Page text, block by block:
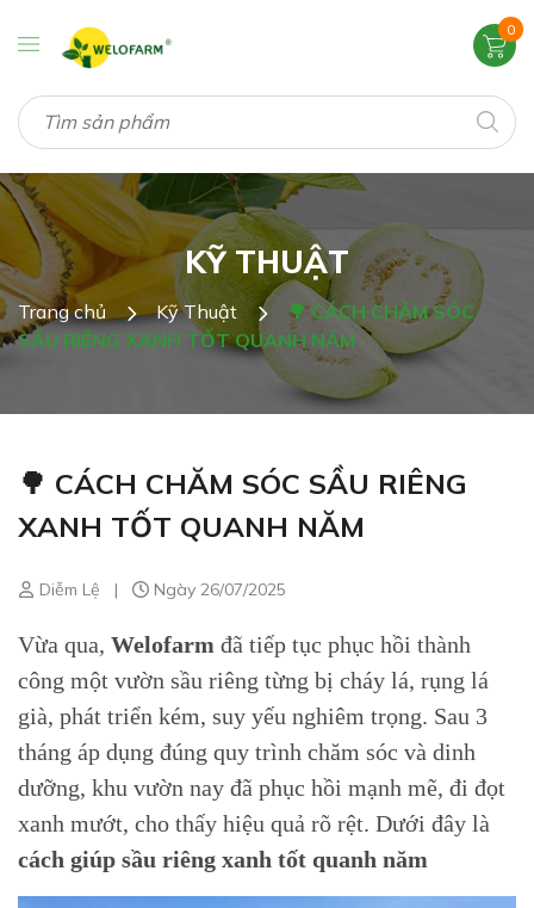
0
KỸ THUẬT
Trang chủ Kỹ Thuật
🌳 CÁCH CHĂM SÓC
SẦU RIÊNG XANH TỐT QUANH NĂM
🌳 CÁCH CHĂM SÓC SẦU RIÊNG
XANH TỐT QUANH NĂM
Diễm Lệ | Ngày 26/07/2025
Vừa qua, Welofarm đã tiếp tục phục hồi thành
công một vườn sầu riêng từng bị cháy lá, rụng lá
già, phát triển kém, suy yếu nghiêm trọng. Sau 3
tháng áp dụng đúng quy trình chăm sóc và dinh
dưỡng, khu vườn nay đã phục hồi mạnh mẽ, đi đọt
xanh mướt, cho thấy hiệu quả rõ rệt. Dưới đây là
cách giúp sầu riêng xanh tốt quanh năm